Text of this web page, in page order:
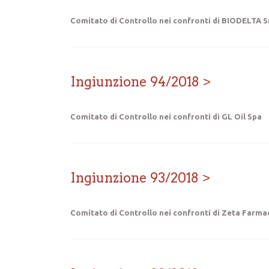
Comitato di Controllo nei confronti di BIODELTA
Ingiunzione 94/2018
Comitato di Controllo nei confronti di GL Oil Spa
Ingiunzione 93/2018
Comitato di Controllo nei confronti di Zeta